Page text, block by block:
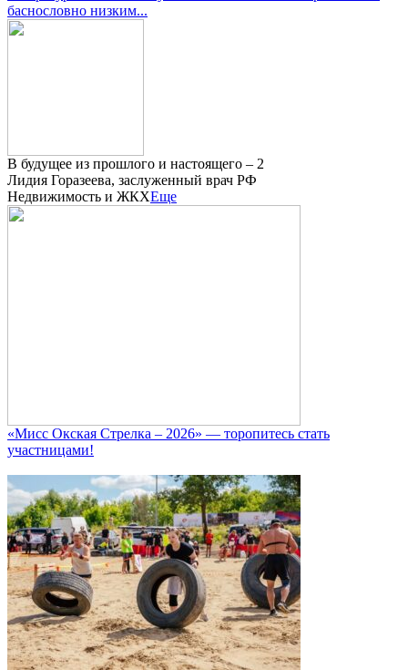
баснословно низким...
В будущее из прошлого и настоящего – 2
Лидия Горазеева, заслуженный врач РФ
Недвижимость и ЖКХЕще
«Мисс Окская Стрелка – 2026» — торопитесь стать
участницами!